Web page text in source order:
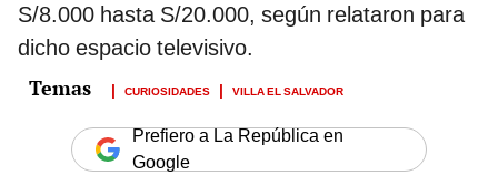
S/8.000 hasta S/20.000, según relataron para
dicho espacio televisivo.
CURIOSIDADES VILLA EL SALVADOR
Prefiero a La República en
Google